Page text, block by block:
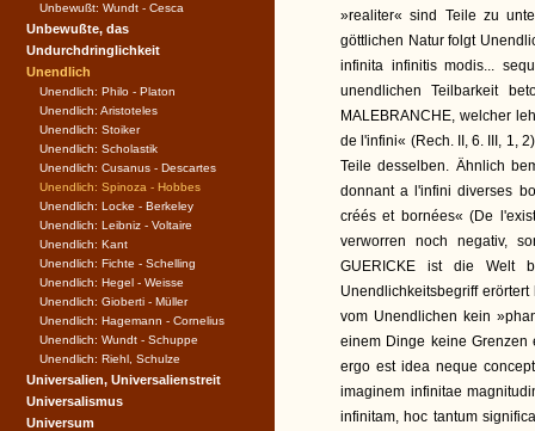
»realiter« sind Teile zu
göttlichen Natur folgt
infinita infinitis modis...
unendlichen Teilbarkeit
MALEBRANCHE, welcher
de l'infini« (Rech. II, 6. III, 1,
Teile desselben. Ähnlich
donnant a l'infini diverses
créés et bornées« (De
verworren noch negativ,
GUERICKE ist die Welt
Unendlichkeitsbegriff
vom Unendlichen kein
einem Dinge keine Grenzen
ergo est idea neque
imaginem infinitae
infinitam, hoc tantum
Unbewußt: Wundt - Cesca
Unbewußte, das
Undurchdringlichkeit
Unendlich
Unendlich: Philo - Platon
Unendlich: Aristoteles
Unendlich: Stoiker
Unendlich: Scholastik
Unendlich: Cusanus - Descartes
Unendlich: Spinoza - Hobbes
Unendlich: Locke - Berkeley
Unendlich: Leibniz - Voltaire
Unendlich: Kant
Unendlich: Fichte - Schelling
Unendlich: Hegel - Weisse
Unendlich: Gioberti - Müller
Unendlich: Hagemann - Cornelius
Unendlich: Wundt - Schuppe
Unendlich: Riehl, Schulze
Universalien, Universalienstreit
Universalismus
Universum